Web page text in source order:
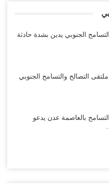
الجنوبي يدين بشدة حادثة
التصالح والتسامح الجنوبي
بالعاصمة عدن يدعو